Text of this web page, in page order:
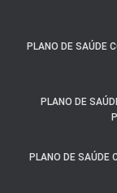
PLANO DE SAÚDE
PLANO DE
PLANO DE SAÚDE